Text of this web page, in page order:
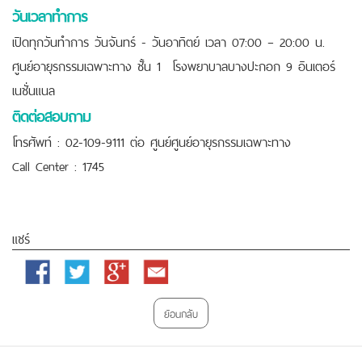
วันเวลาทำการ
เปิดทุกวันทำการ วันจันทร์ - วันอาทิตย์ เวลา 07:00 – 20:00 น.
ศูนย์อายุรกรรมเฉพาะทาง ชั้น 1 โรงพยาบาลบางปะกอก 9 อินเตอร์
เนชั่นแนล
ติดต่อสอบถาม
โทรศัพท์ : 02-109-9111 ต่อ ศูนย์ศูนย์อายุรกรรมเฉพาะทาง
Call Center : 1745
แชร์
Facebook Twitter
Google
Email
ย้อนกลับ